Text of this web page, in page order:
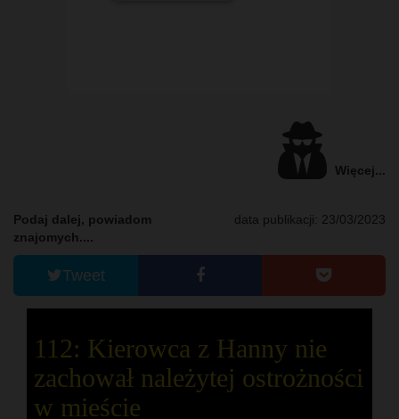
Więcej...
data publikacji: 23/03/2023
Podaj dalej, powiadom
znajomych....
Tweet
112: Kierowca z Hanny nie
zachował należytej ostrożności
w mieście